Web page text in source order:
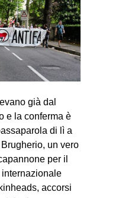
già dal
e la conferma è
di lì a
un vero
per il
accorsi